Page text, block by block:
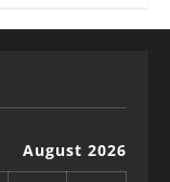
August 2026